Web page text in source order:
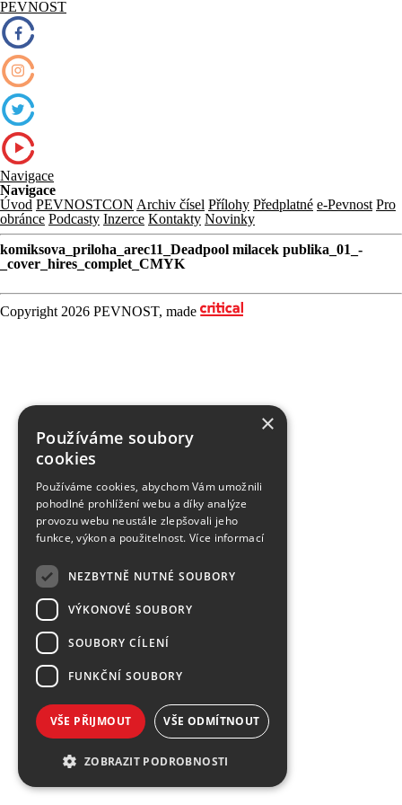
PEVNOST
Navigace
Navigace
Úvod PEVNOSTCON Archiv čísel Přílohy Předplatné e-Pevnost Pro
obránce Podcasty Inzerce Kontakty Novinky
komiksova_priloha_arec11_Deadpool milacek publika_01_-
_cover_hires_complet_CMYK
Copyright 2026 PEVNOST, made
×
Používáme soubory
cookies
Používáme cookies, abychom Vám umožnili
pohodlné prohlížení webu a díky analýze
provozu webu neustále zlepšovali jeho
funkce, výkon a použitelnost.Více informací
NEZBYTNĚ NUTNÉ SOUBORY
VÝKONOVÉ SOUBORY
SOUBORY CÍLENÍ
FUNKČNÍ SOUBORY
VŠE PŘIJMOUT VŠE ODMÍTNOUT
ZOBRAZIT PODROBNOSTI